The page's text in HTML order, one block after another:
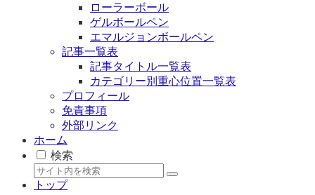
ローラーボール
ゲルボールペン
エマルジョンボールペン
記事一覧表
記事タイトル一覧表
カテゴリー別重心位置一覧表
プロフィール
免責事項
外部リンク
ホーム
検索
トップ